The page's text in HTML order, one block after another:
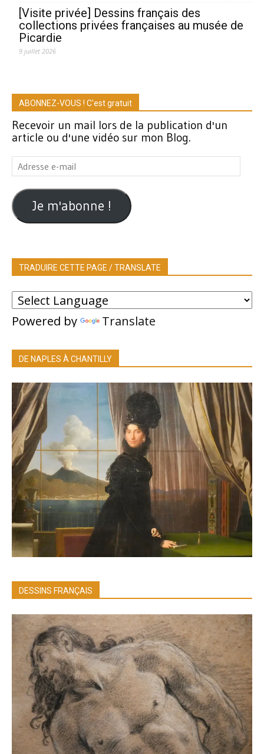
[Visite privée] Dessins français des
collections privées françaises au musée de
Picardie
9 juillet 2026
ABONNEZ-VOUS ! C'est gratuit
Recevoir un mail lors de la publication d'un
article ou d'une vidéo sur mon Blog.
Adresse
e-
mail
Je m'abonne !
TRADUIRE CETTE PAGE / TRANSLATE
Powered by Translate
DE NAPLES À CHANTILLY
DESSINS FRANÇAIS